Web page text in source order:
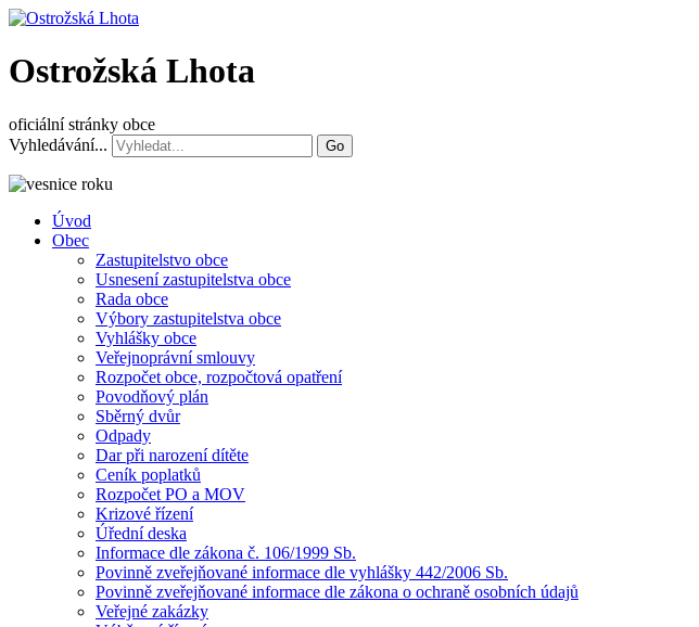
Ostrožská Lhota
oficiální stránky obce
Vyhledávání...
Go
Úvod
Obec
Zastupitelstvo obce
Usnesení zastupitelstva obce
Rada obce
Výbory zastupitelstva obce
Vyhlášky obce
Veřejnoprávní smlouvy
Rozpočet obce, rozpočtová opatření
Povodňový plán
Sběrný dvůr
Odpady
Dar při narození dítěte
Ceník poplatků
Rozpočet PO a MOV
Krizové řízení
Úřední deska
Informace dle zákona č. 106/1999 Sb.
Povinně zveřejňované informace dle vyhlášky 442/2006 Sb.
Povinně zveřejňované informace dle zákona o ochraně osobních údajů
Veřejné zakázky